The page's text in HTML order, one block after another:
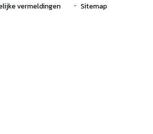
vermeldingen Sitemap